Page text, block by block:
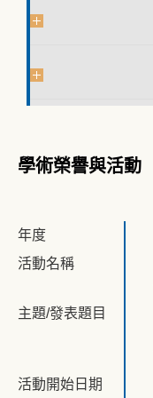
學術榮譽與活動
年度
活動名稱
主題/發表題目
活動開始日期